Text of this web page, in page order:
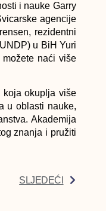
i nauke Garry
agencije
rezidentni
u BiH Yuri
možete naći više
koja okuplja više
u oblasti nauke,
Akademija
znanja i pružiti
SLJEDEĆI